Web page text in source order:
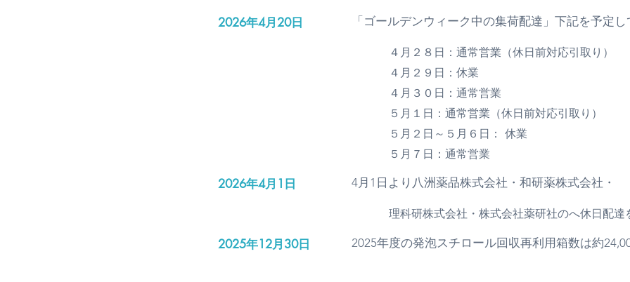
2026年4月20日 「ゴールデンウィーク中の集荷配達」下記を予定し
４月２８日：通常営業（休日前対応引取り）
４月２９日：休業
４月３０日：通常営業
５月１日：通常営業（休日前対応引取り）
５月２日～５月６日： 休業
５月７日：通常営業
2026年4月1日 4月1日より八洲薬品株式会社・和研薬株式会社・
理科研株式会社・株式会社薬研社のへ休日配達
2025年12月30日 2025年度の発泡スチロール回収再利用箱数は約